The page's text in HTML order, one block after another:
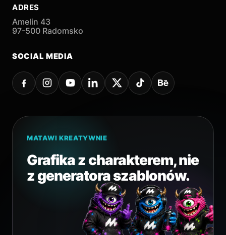
ADRES
Amelin 43
97-500 Radomsko
SOCIAL MEDIA
MATAWI KREATYWNIE
Grafika z charakterem, nie
z generatora szablonów.